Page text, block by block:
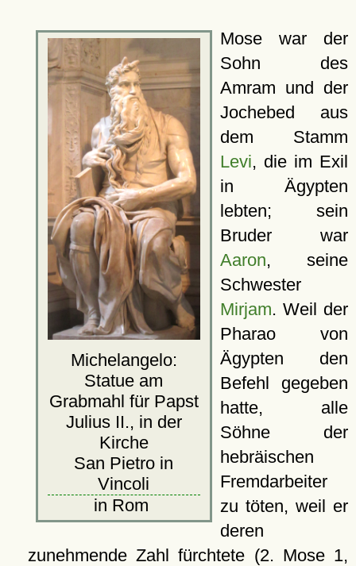
Michelangelo:
Statue am
Grabmahl für Papst
Julius II., in der
Kirche
San Pietro in
Vincoli
in Rom
Mose war der
Sohn des
Amram und der
Jochebed aus
dem Stamm
Levi, die im Exil
in Ägypten
lebten; sein
Bruder war
Aaron, seine
Schwester
Mirjam. Weil der
Pharao von
Ägypten den
Befehl gegeben
hatte, alle
Söhne der
hebräischen
Fremdarbeiter
zu töten, weil er
deren
zunehmende Zahl fürchtete (2. Mose 1,